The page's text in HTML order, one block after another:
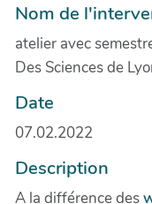
Nom de
atelier avec
Des Sciences de
Date
07.02.2022
Description
A la différence des